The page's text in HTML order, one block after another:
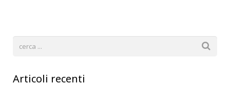
Articoli recenti